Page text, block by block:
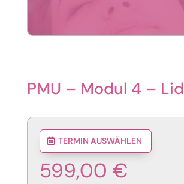
PMU – Modul 4 – Lid
TERMIN AUSWÄHLEN
599,00 €